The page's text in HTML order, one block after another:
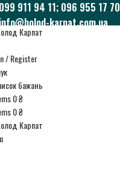
099 911 94 11; 096 955 17 70
karpat.com.ua
911 94 11; 096 955 17 70
/ Register
бажань
0₴
0₴